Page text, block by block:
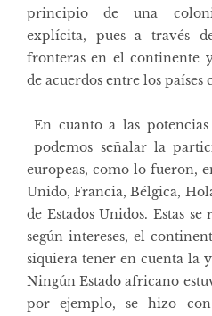
principio de una
explícita, pues a través
fronteras en el continente
de acuerdos entre los países
En cuanto a las
podemos señalar la
europeas, como lo fueron,
Unido, Francia, Bélgica,
de Estados Unidos. Estas
según intereses, el
siquiera tener en cuenta la
Ningún Estado africano
por ejemplo, se hizo